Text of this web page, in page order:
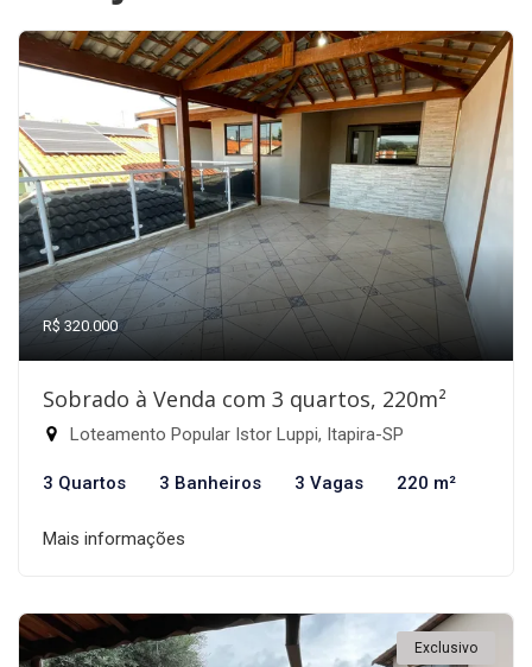
R$ 320.000
Sobrado à Venda com 3 quartos, 220m²
Loteamento Popular Istor Luppi, Itapira-SP
3 Quartos 3 Banheiros 3 Vagas 220 m²
Mais informações
Exclusivo